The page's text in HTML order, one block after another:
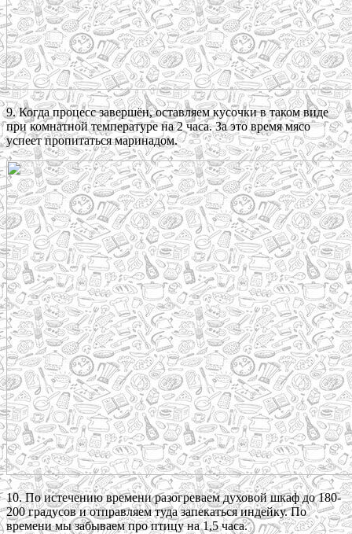
9. Когда процесс завершён, оставляем кусочки в таком виде
при комнатной температуре на 2 часа. За это время мясо
успеет пропитаться маринадом.
10. По истечению времени разогреваем духовой шкаф до 180-
200 градусов и отправляем туда запекаться индейку. По
времени мы забываем про птицу на 1,5 часа.